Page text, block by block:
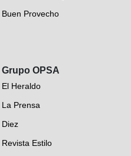
Buen Provecho
Grupo OPSA
El Heraldo
La Prensa
Diez
Revista Estilo